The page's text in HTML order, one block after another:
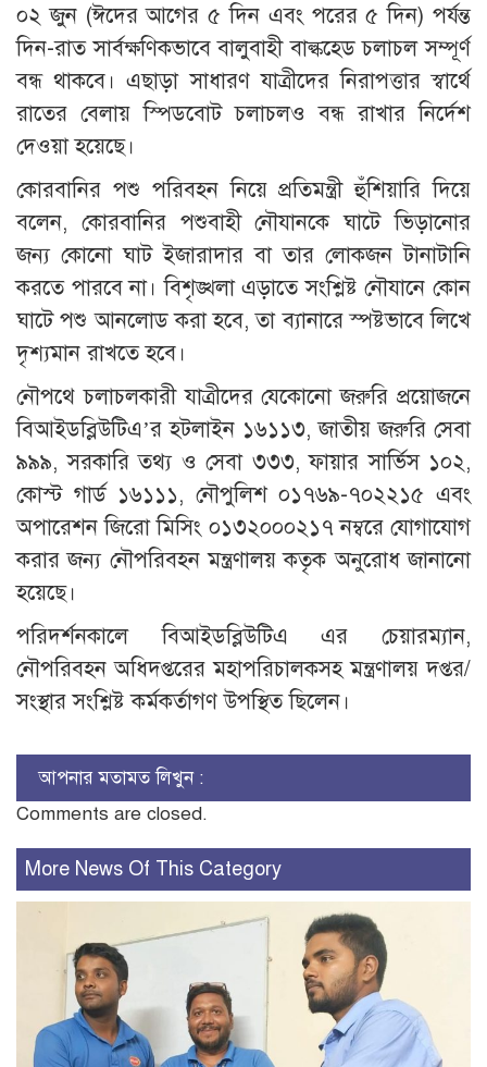
০২ জুন (ঈদের আগের ৫ দিন এবং পরের ৫ দিন) পর্যন্ত
দিন-রাত সার্বক্ষণিকভাবে বালুবাহী বাল্কহেড চলাচল সম্পূর্ণ
বন্ধ থাকবে। এছাড়া সাধারণ যাত্রীদের নিরাপত্তার স্বার্থে
রাতের বেলায় স্পিডবোট চলাচলও বন্ধ রাখার নির্দেশ
দেওয়া হয়েছে।
কোরবানির পশু পরিবহন নিয়ে প্রতিমন্ত্রী হুঁশিয়ারি দিয়ে
বলেন, কোরবানির পশুবাহী নৌযানকে ঘাটে ভিড়ানোর
জন্য কোনো ঘাট ইজারাদার বা তার লোকজন টানাটানি
করতে পারবে না। বিশৃঙ্খলা এড়াতে সংশ্লিষ্ট নৌযানে কোন
ঘাটে পশু আনলোড করা হবে, তা ব্যানারে স্পষ্টভাবে লিখে
দৃশ্যমান রাখতে হবে।
নৌপথে চলাচলকারী যাত্রীদের যেকোনো জরুরি প্রয়োজনে
বিআইডব্লিউটিএ’র হটলাইন ১৬১১৩, জাতীয় জরুরি সেবা
৯৯৯, সরকারি তথ্য ও সেবা ৩৩৩, ফায়ার সার্ভিস ১০২,
কোস্ট গার্ড ১৬১১১, নৌপুলিশ ০১৭৬৯-৭০২২১৫ এবং
অপারেশন জিরো মিসিং ০১৩২০০০২১৭ নম্বরে যোগাযোগ
করার জন্য নৌপরিবহন মন্ত্রণালয় কতৃক অনুরোধ জানানো
হয়েছে।
পরিদর্শনকালে বিআইডব্লিউটিএ এর চেয়ারম্যান,
নৌপরিবহন অধিদপ্তরের মহাপরিচালকসহ মন্ত্রণালয় দপ্তর/
সংস্থার সংশ্লিষ্ট কর্মকর্তাগণ উপস্থিত ছিলেন।
আপনার মতামত লিখুন :
Comments are closed.
More News Of This Category